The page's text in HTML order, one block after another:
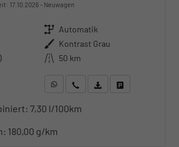
17.10.2026 Neuwagen
Getriebe Automatik
Außenfarbe Kontrast Grau
Kilometerstand 50 km
WhatsApp anfragen
Wir rufen Sie anFahrzeugexposé (PDF)
7,30 l/100km
180,00 g/km